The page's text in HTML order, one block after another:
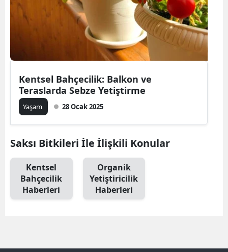
Bitlis
Bolu
Burdur
Çanakkale
Kentsel Bahçecilik: Balkon ve
Teraslarda Sebze Yetiştirme
Yaşam 28 Ocak 2025
Saksı Bitkileri İle İlişkili Konular
Kentsel
Bahçecilik
Haberleri
Organik
Yetiştiricilik
Haberleri